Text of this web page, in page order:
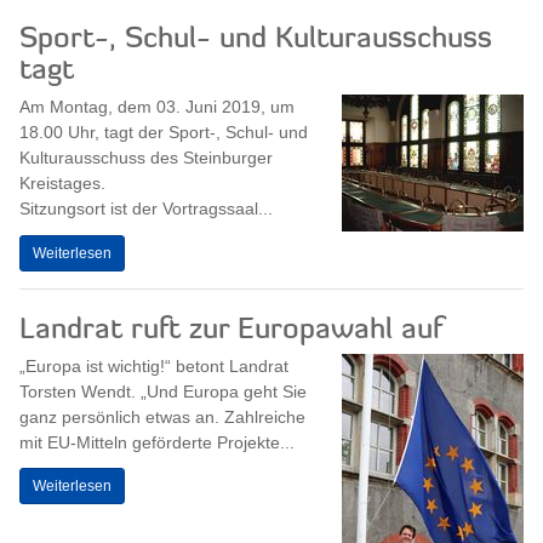
Sport-, Schul- und Kulturausschuss
tagt
Am Montag, dem 03. Juni 2019, um
18.00 Uhr, tagt der Sport-, Schul- und
Kulturausschuss des Steinburger
Kreistages.
Sitzungsort ist der Vortragssaal...
Weiterlesen
Landrat ruft zur Europawahl auf
„Europa ist wichtig!“ betont Landrat
Torsten Wendt. „Und Europa geht Sie
ganz persönlich etwas an. Zahlreiche
mit EU-Mitteln geförderte Projekte...
Weiterlesen